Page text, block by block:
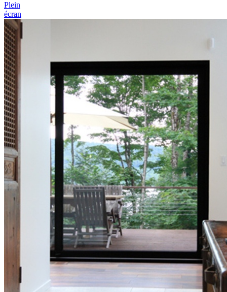
Plein
écran